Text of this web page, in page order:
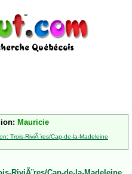
Mauricie
Trois-RiviÃ¨res/Cap-de-la-Madeleine